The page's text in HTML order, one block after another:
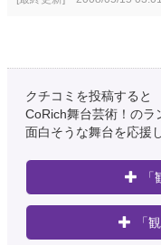
クチコミを投稿すると
CoRich舞台芸術！のラ
面白そうな舞台を応援
「